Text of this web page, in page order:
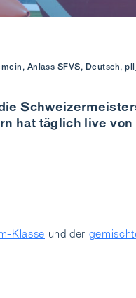
Anlass SFVS, Deutsch,
hat täglich live
Klasse und der